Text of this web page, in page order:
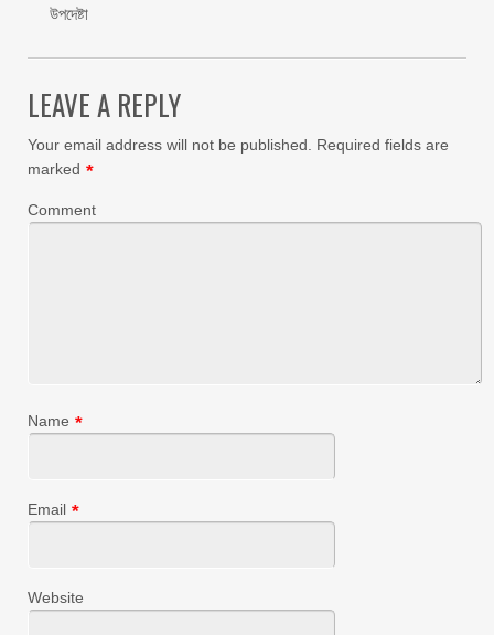
উপদেষ্টা
LEAVE A REPLY
Your email address will not be published.
Required fields are
marked *
Comment
Name *
Email *
Website